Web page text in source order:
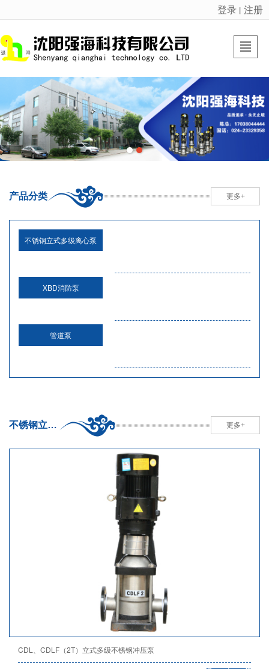
很遗憾，因您的浏览器版本过低导致无法获得最佳浏览体验，推荐下载安装谷歌浏览器！
登录 丨 注册
强海产品 强海动态 走进强海 厂区基地 资质荣誉
产品分类 更多+
不锈钢立式多级离心泵
XBD消防泵
管道泵
不锈钢立式多级离心泵 更多+
CDL、CDLF（2T）立式多级不锈钢冲压泵